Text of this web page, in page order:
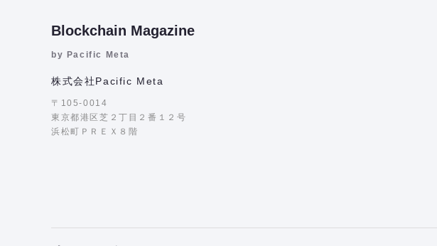
Blockchain Magazine
by Pacific Meta
株式会社Pacific Meta
〒105-0014
東京都港区芝２丁目２番１２号
浜松町ＰＲＥＸ８階